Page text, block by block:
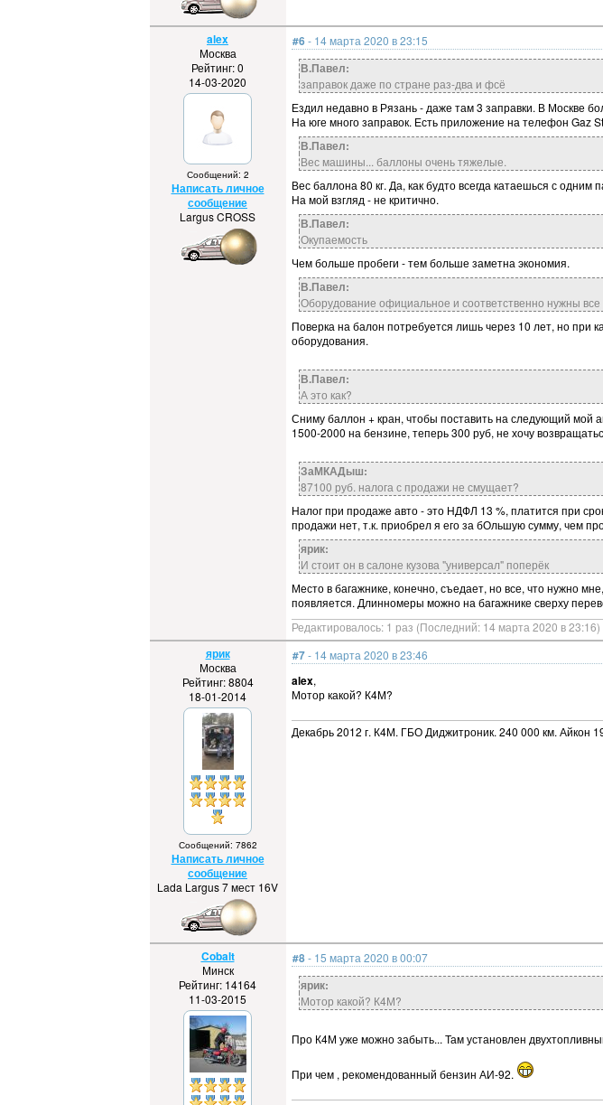
alex
Москва
Рейтинг: 0
14-03-2020
Сообщений: 2
Написать личное
сообщение
Largus CROSS
#6- 14 марта 2020 в 23:15
В.Павел:
заправок даже по стране раз-два и фсё
Ездил недавно в Рязань - даже там 3 заправки. В Москве
На юге много заправок. Есть приложение на телефон Gaz
В.Павел:
Вес машины... баллоны очень тяжелые.
Вес баллона 80 кг. Да, как будто всегда катаешься с одним
На мой взгляд - не критично.
В.Павел:
Окупаемость
Чем больше пробеги - тем больше заметна экономия.
В.Павел:
Оборудование официальное и соответственно нужны все
Поверка на балон потребуется лишь через 10 лет, но при
оборудования.
В.Павел:
А это как?
Сниму баллон + кран, чтобы поставить на следующий мой
1500-2000 на бензине, теперь 300 руб, не хочу
ЗаМКАДыш:
87100 руб. налога с продажи не смущает?
Налог при продаже авто - это НДФЛ 13 %, платится при
продажи нет, т.к. приобрел я его за бОльшую сумму, чем
ярик:
И стоит он в салоне кузова "универсал" поперёк
Место в багажнике, конечно, съедает, но все, что нужно
появляется. Длинномеры можно на багажнике сверху
Редактировалось: 1 раз (Последний: 14 марта 2020 в 23:16)
ярик
Москва
Рейтинг: 8804
18-01-2014
Сообщений: 7862
Написать личное
сообщение
Lada Largus 7 мест 16V
#7- 14 марта 2020 в 23:46
alex,
Мотор какой? К4М?
Декабрь 2012 г. К4М. ГБО Диджитроник. 240 000 км. Айкон
Cobalt
Минск
Рейтинг: 14164
11-03-2015
#8- 15 марта 2020 в 00:07
ярик:
Мотор какой? К4М?
Про К4М уже можно забыть... Там установлен
При чем , рекомендованный бензин АИ-92.